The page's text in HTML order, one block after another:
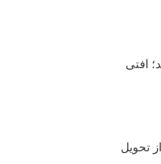
به ۲۱.۹ میلیون دلار رسید؛ افتی
تحویل